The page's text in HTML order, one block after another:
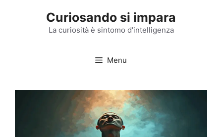
Curiosando si impara
La curiosità è sintomo d'intelligenza
Menu